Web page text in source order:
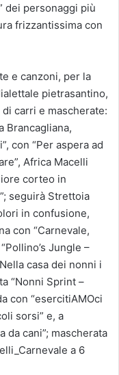
dei personaggi più
frizzantissima con
e canzoni, per la
pietrasantino,
carri e mascherate:
Brancagliana,
con “Per aspera ad
Africa Macelli
corteo in
seguirà Strettoia
in confusione,
con “Carnevale,
Jungle –
casa dei nonni i
“Nonni Sprint –
con “esercitiAMOci
sorsi” e, a
da cani”; mascherata
a 6